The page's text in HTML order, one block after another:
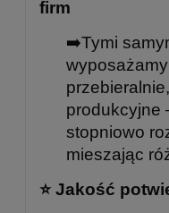
firm
➡️Tymi
produkcyjne
stopniowo
mieszając
⭐ Jakość